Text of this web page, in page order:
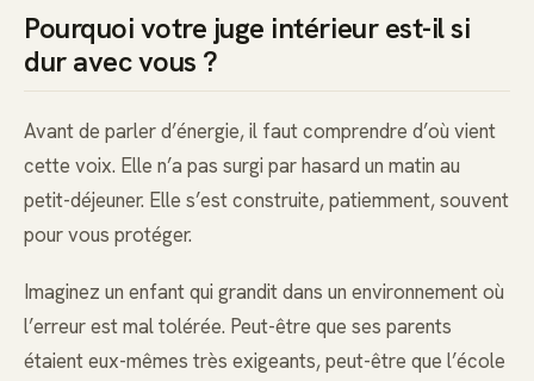
Pourquoi votre juge intérieur est-il si
dur avec vous ?
Avant de parler d’énergie, il faut comprendre d’où vient
cette voix. Elle n’a pas surgi par hasard un matin au
petit-déjeuner. Elle s’est construite, patiemment, souvent
pour vous protéger.
Imaginez un enfant qui grandit dans un environnement où
l’erreur est mal tolérée. Peut-être que ses parents
étaient eux-mêmes très exigeants, peut-être que l’école